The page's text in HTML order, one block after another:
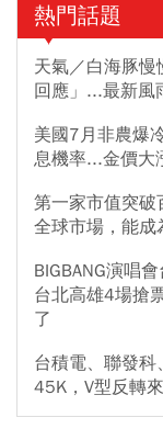
熱門話題
天氣／白海豚
回應」...最新風
美國7月非農爆
息機率...金價大
第一家市值突破
全球市場，能成
BIGBANG演唱
台北高雄4場搶
了
台積電、聯發
45K，V型反轉